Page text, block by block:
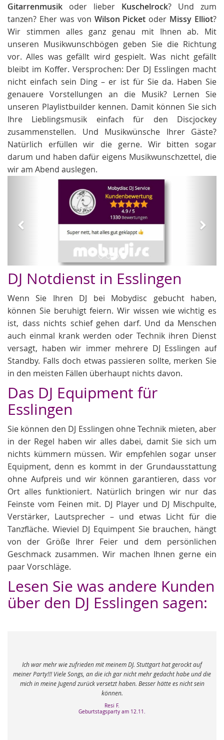
Gitarrenmusik oder lieber Kuschelrock? Und zum
tanzen? Eher was von Wilson Picket oder Missy Elliot?
Wir stimmen alles ganz genau mit Ihnen ab. Mit
unseren Musikwunschbögen geben Sie die Richtung
vor. Alles was gefällt wird gespielt. Was nicht gefällt
bleibt im Koffer. Versprochen: Der DJ Esslingen macht
nicht einfach sein Ding – er ist für Sie da. Haben Sie
genauere Vorstellungen an die Musik? Lernen Sie
unseren Playlistbuilder kennen. Damit können Sie sich
Ihre Lieblingsmusik einfach für den Discjockey
zusammenstellen. Und Musikwünsche Ihrer Gäste?
Natürlich erfüllen wir die gerne. Wir bitten sogar
darum und haben dafür eigens Musikwunschzettel, die
wir am Abend auslegen.
Hochzeit DJs
DJ Notdienst in Esslingen
Wenn Sie Ihren DJ bei Mobydisc gebucht haben,
können Sie beruhigt feiern. Wir wissen wie wichtig es
ist, dass nichts schief gehen darf. Und da Menschen
auch einmal krank werden oder Technik ihren Dienst
versagt, haben wir immer mehrere DJ Esslingen auf
Standby. Falls doch etwas passieren sollte, merken Sie
in den meisten Fällen überhaupt nichts davon.
Das DJ Equipment für
Esslingen
Sie können den DJ Esslingen ohne Technik mieten, aber
in der Regel haben wir alles dabei, damit Sie sich um
nichts kümmern müssen. Wir empfehlen sogar unser
Equipment, denn es kommt in der Grundausstattung
ohne Aufpreis und wir können garantieren, dass vor
Ort alles funktioniert. Natürlich bringen wir nur das
Feinste vom Feinen mit. DJ Player und DJ Mischpulte,
Verstärker, Lautsprecher – und etwas Licht für die
Tanzfläche. Wieviel DJ Equimpent Sie brauchen, hängt
von der Größe Ihrer Feier und dem persönlichen
Geschmack zusammen. Wir machen Ihnen gerne ein
paar Vorschläge.
Lesen Sie was andere Kunden
über den DJ Esslingen sagen:
mehr wie zufrieden mit meinem DJ. Stuttgart hat gerockt auf
Viele Songs, an die ich gar nicht mehr gedacht habe und die
meine Jugend zurück versetzt haben. Besser hätte es nicht sein
Geburtstagsparty am 12.11.
Unser